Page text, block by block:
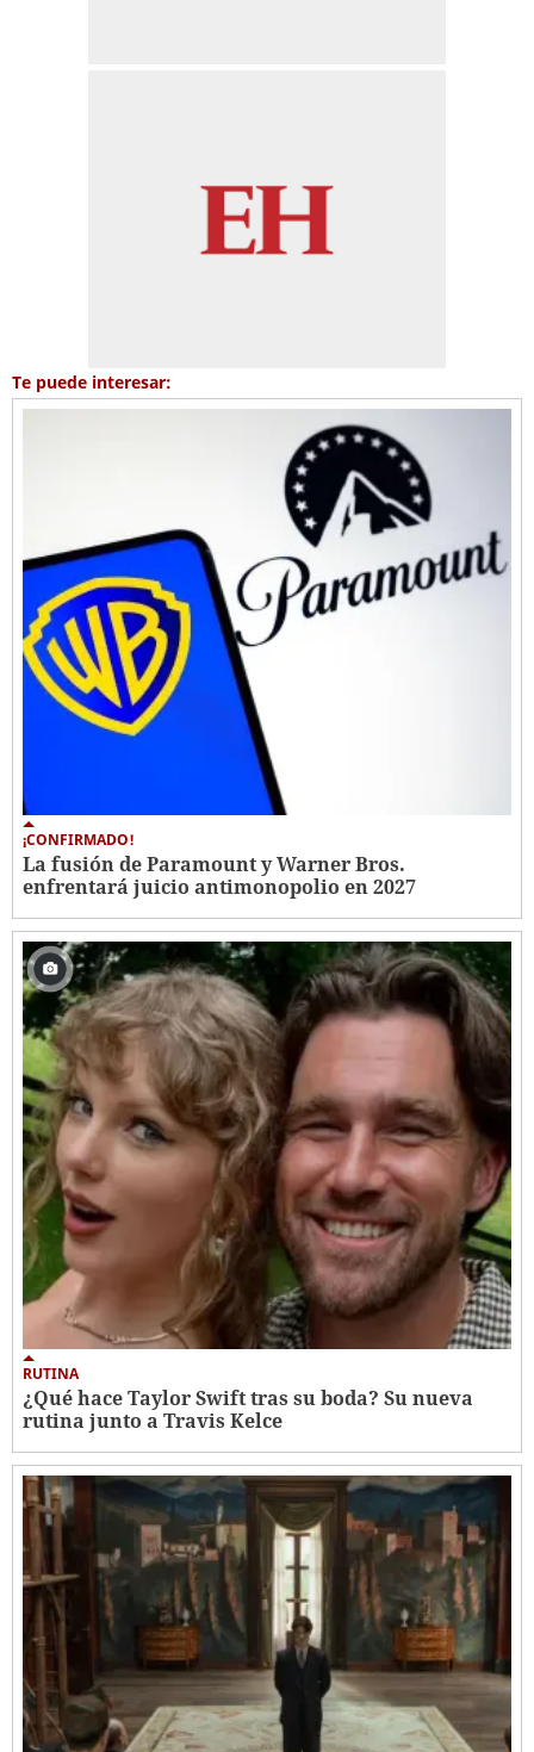
Te puede interesar:
¡CONFIRMADO!
La fusión de Paramount y Warner Bros.
enfrentará juicio antimonopolio en 2027
RUTINA
¿Qué hace Taylor Swift tras su boda? Su nueva
rutina junto a Travis Kelce